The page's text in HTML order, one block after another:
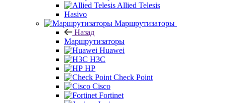
Allied Telesis
Hasivo
Маршрутизаторы
Назад
Маршрутизаторы
Huawei
H3C
HP
Check Point
Cisco
Fortinet